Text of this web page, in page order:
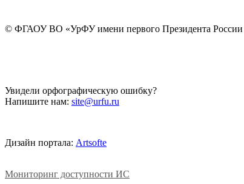
© ФГАОУ ВО «УрФУ имени первого Президента
Увидели орфографическую ошибку?
Напишите нам: site@urfu.ru
Дизайн портала: Artsofte
Мониторинг доступности ИС